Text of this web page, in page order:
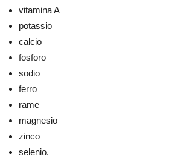
vitamina A
potassio
calcio
fosforo
sodio
ferro
rame
magnesio
zinco
selenio.